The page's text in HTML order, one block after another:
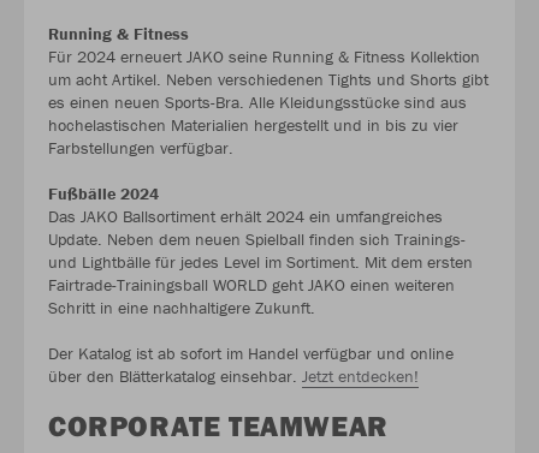
Running & Fitness
Für 2024 erneuert JAKO seine Running & Fitness Kollektion
um acht Artikel. Neben verschiedenen Tights und Shorts gibt
es einen neuen Sports-Bra. Alle Kleidungsstücke sind aus
hochelastischen Materialien hergestellt und in bis zu vier
Farbstellungen verfügbar.
Fußbälle 2024
Das JAKO Ballsortiment erhält 2024 ein umfangreiches
Update. Neben dem neuen Spielball finden sich Trainings-
und Lightbälle für jedes Level im Sortiment. Mit dem ersten
Fairtrade-Trainingsball WORLD geht JAKO einen weiteren
Schritt in eine nachhaltigere Zukunft.
Der Katalog ist ab sofort im Handel verfügbar und online
über den Blätterkatalog einsehbar. Jetzt entdecken!
CORPORATE TEAMWEAR